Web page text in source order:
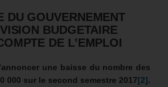
DU GOUVERNEMENT
BUDGETAIRE
DE L’EMPLOI
une baisse du nombre des
000 sur le second semestre 2017[2].